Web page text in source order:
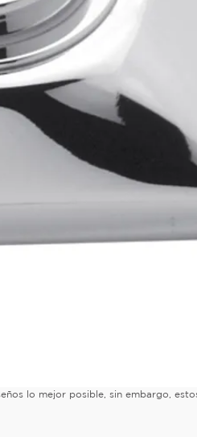
lo mejor posible, sin embargo,